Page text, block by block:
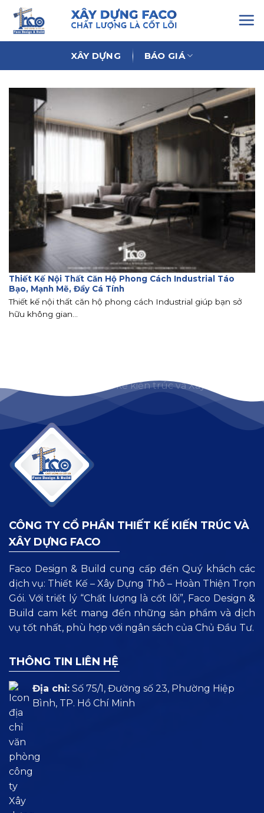
Chuyển
đến
nội
XÂY DỰNG BÁO GIÁ
Thiết Kế Nội Thất Căn Hộ Phong Cách Industrial Táo
Bạo, Mạnh Mẽ, Đầy Cá Tính
Thiết kế nội thất căn hộ phong cách Industrial giúp bạn sở
hữu không gian...
CÔNG TY CỔ PHẦN THIẾT KẾ KIẾN TRÚC VÀ
XÂY DỰNG FACO
Faco Design & Build cung cấp đến Quý khách các
dịch vụ: Thiết Kế – Xây Dựng Thô – Hoàn Thiện Trọn
Gói. Với triết lý “Chất lượng là cốt lõi”, Faco Design &
Build cam kết mang đến những sản phẩm và dịch
vụ tốt nhất, phù hợp với ngân sách của Chủ Đầu Tư.
THÔNG TIN LIÊN HỆ
Địa chỉ: Số 75/1, Đường số 23, Phường Hiệp
Bình, TP. Hồ Chí Minh